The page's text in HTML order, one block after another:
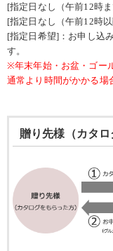
[指定日なし（午前12時
[指定日なし（午前12時
[指定日希望]：お申し込
す。
※年末年始・お盆・ゴー
通常より時間がかかる場
贈り先様（カタロ